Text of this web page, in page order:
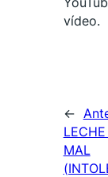
vídeo.
←
MAL